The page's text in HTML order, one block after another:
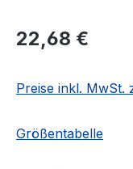
Regulärer Preis:
22,68 €
Preise inkl. MwSt.
Größentabelle